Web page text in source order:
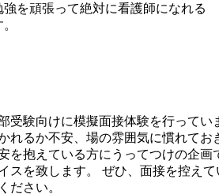
強を頑張って絶対に看護師になれる
受験向けに模擬面接体験を行ってい
れるか不安、場の雰囲気に慣れてお
を抱えている方にうってつけの企画
スを致します。 ぜひ、面接を控えて
ださい。